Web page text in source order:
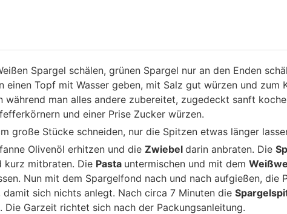
Spargel schälen, grünen Spargel nur an den Enden
einen Topf mit Wasser geben, mit Salz gut würzen und zum
während man alles andere zubereitet, zugedeckt sanft
und einer Prise Zucker würzen.
große Stücke schneiden, nur die Spitzen etwas länger
Olivenöl erhitzen und die Zwiebel darin anbraten. Die
kurz mitbraten. Die Pasta untermischen und mit dem
Nun mit dem Spargelfond nach und nach aufgießen, die
damit sich nichts anlegt. Nach circa 7 Minuten die
Die Garzeit richtet sich nach der Packungsanleitung.